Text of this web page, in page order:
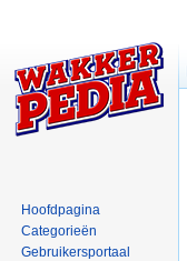
Hoofdpagina
Categorieën
Gebruikersportaal